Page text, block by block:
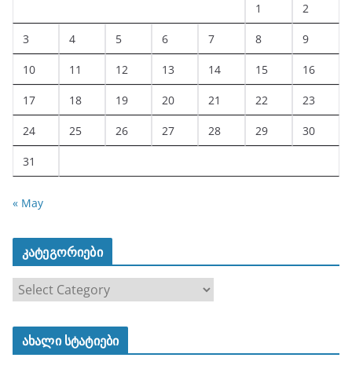
1 2
3 4 5 6 7 8 9
10 11 12 13 14 15 16
17 18 19 20 21 22 23
24 25 26 27 28 29 30
31
« May
კატეგორიები
ტ
ახალი სტატიები